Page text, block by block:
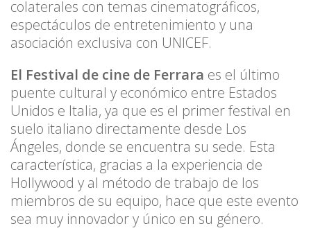
colaterales con temas cinematográficos,
espectáculos de entretenimiento y una
asociación exclusiva con UNICEF.
El Festival de cine de Ferrara es el último
puente cultural y económico entre Estados
Unidos e Italia, ya que es el primer festival en
suelo italiano directamente desde Los
Ángeles, donde se encuentra su sede. Esta
característica, gracias a la experiencia de
Hollywood y al método de trabajo de los
miembros de su equipo, hace que este evento
sea muy innovador y único en su género.